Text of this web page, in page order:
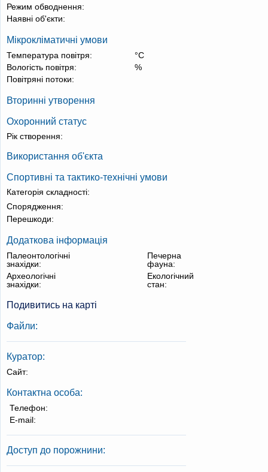
Режим обводнення:
Наявні об'єкти:
Мікрокліматичні умови
Температура повітря:
°С
Вологість повітря:
%
Повітряні потоки:
Вторинні утворення
Охоронний статус
Рік створення:
Використання об'єкта
Спортивні та тактико-технічні умови
Категорія складності:
Спорядження:
Перешкоди:
Додаткова інформація
Палеонтологічні
знахідки:
Печерна
фауна:
Археологічні
знахідки:
Екологічний
стан:
Подивитись на карті
Файли:
Куратор:
Сайт:
Контактна особа:
Телефон:
E-mail:
Доступ до порожнини: